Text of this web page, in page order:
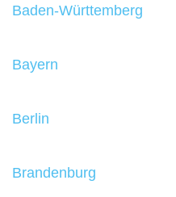
Baden-Württemberg
Bayern
Berlin
Brandenburg